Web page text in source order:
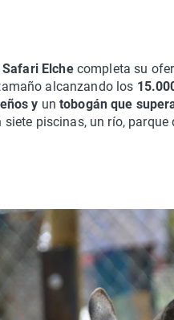
Safari Elchecompleta su
alcanzando los
y untobogán que
piscinas, un río,